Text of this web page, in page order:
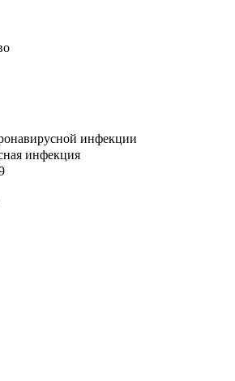
инфекции
инфекция